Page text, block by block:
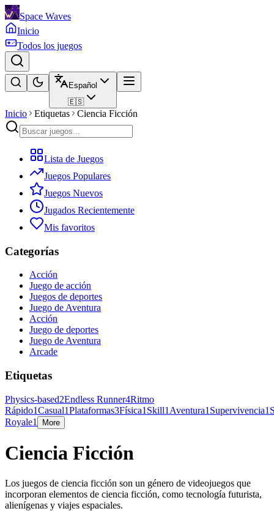
Space Waves
Inicio
Todos los juegos
Español
🇪🇸
Inicio Etiquetas Ciencia Ficción
Lista de Juegos
Juegos Populares
Juegos Nuevos
Jugados Recientemente
Mis favoritos
Categorías
Acción
Juego de acción
Juegos de deportes
Juego de Aventura
Acción
Juego de deportes
Juego de Aventura
Arcade
Etiquetas
Physics-based2Endless Runner4Ritmo
Rápido1Casual1Plataformas3Física1 Skill1 Aventura1 Supervivencia1
Royale1 More
Ciencia Ficción
Los juegos de ciencia ficción son un género de videojuegos que
incorporan elementos de ciencia ficción, como tecnología futurista,
alienígenas y viajes espaciales.